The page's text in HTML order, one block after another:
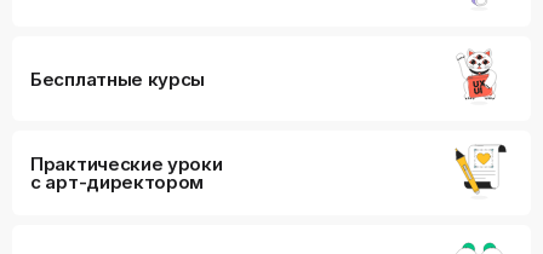
Бесплатные курсы
Практические уроки
с арт-директором